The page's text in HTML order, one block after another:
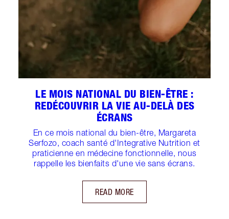
LE MOIS NATIONAL DU BIEN-ÊTRE :
REDÉCOUVRIR LA VIE AU-DELÀ DES
ÉCRANS
En ce mois national du bien-être, Margareta
Serfozo, coach santé d'Integrative Nutrition et
praticienne en médecine fonctionnelle, nous
rappelle les bienfaits d'une vie sans écrans.
READ MORE